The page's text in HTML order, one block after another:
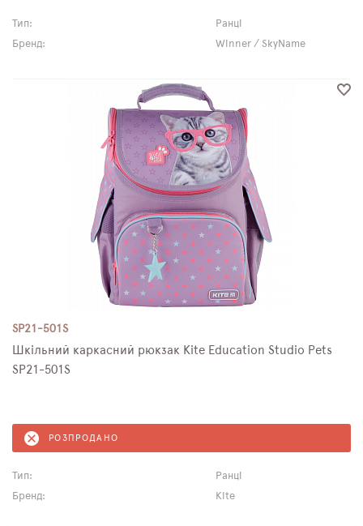
Тип:
Ранці
Бренд:
Winner / SkyName
SP21-501S
Шкільний каркасний рюкзак Kite Education Studio Pets
SP21-501S
РОЗПРОДАНО
Тип:
Ранці
Бренд:
Kite